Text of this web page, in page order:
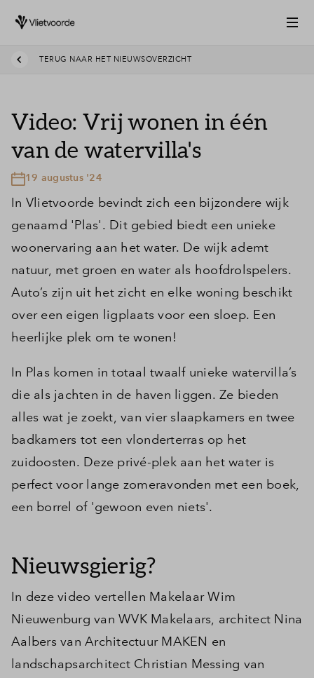
TERUG NAAR HET NIEUWSOVERZICHT
Video: Vrij wonen in één
van de watervilla's
19 augustus '24
In Vlietvoorde bevindt zich een bijzondere wijk
genaamd 'Plas'. Dit gebied biedt een unieke
woonervaring aan het water. De wijk ademt
natuur, met groen en water als hoofdrolspelers.
Auto’s zijn uit het zicht en elke woning beschikt
over een eigen ligplaats voor een sloep. Een
heerlijke plek om te wonen!
In Plas komen in totaal twaalf unieke watervilla’s
die als jachten in de haven liggen. Ze bieden
alles wat je zoekt, van vier slaapkamers en twee
badkamers tot een vlonderterras op het
zuidoosten. Deze privé-plek aan het water is
perfect voor lange zomeravonden met een boek,
een borrel of 'gewoon even niets'.
Nieuwsgierig?
In deze video vertellen Makelaar Wim
Nieuwenburg van WVK Makelaars, architect Nina
Aalbers van Architectuur MAKEN en
landschapsarchitect Christian Messing van